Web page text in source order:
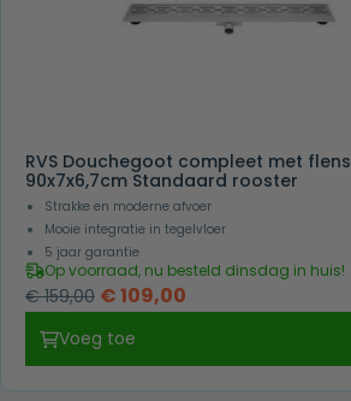
RVS Douchegoot compleet met flens
90x7x6,7cm Standaard rooster
Strakke en moderne afvoer
Mooie integratie in tegelvloer
5 jaar garantie
Op voorraad, nu besteld dinsdag in huis!
€159,00 Oorspronkelijke
was:
€ 159,00.
€109,00
€ 109,00.
Voeg toe